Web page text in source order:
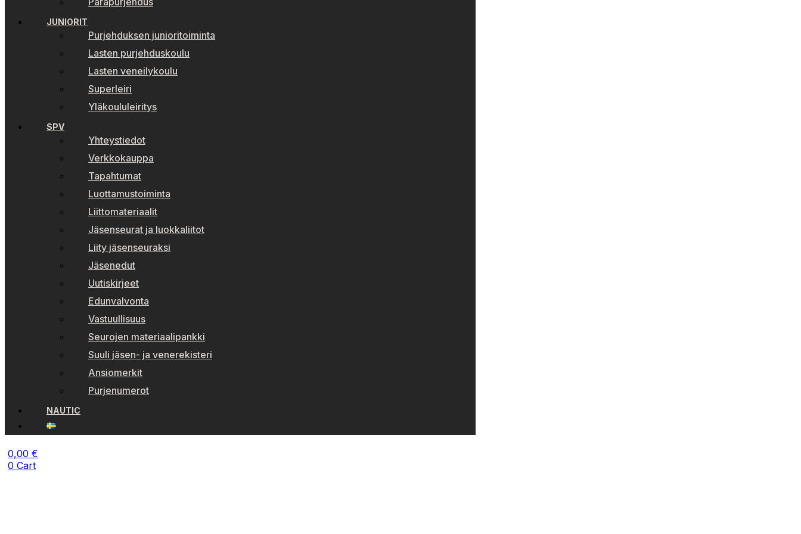
JUNIORIT
Purjehduksen junioritoiminta
Lasten purjehduskoulu
Lasten veneilykoulu
Superleiri
Yläkoululeiritys
SPV
Yhteystiedot
Verkkokauppa
Tapahtumat
Luottamustoiminta
Liittomateriaalit
Jäsenseurat ja luokkaliitot
Liity jäsenseuraksi
Jäsenedut
Uutiskirjeet
Edunvalvonta
Vastuullisuus
Seurojen materiaalipankki
Suuli jäsen- ja venerekisteri
Ansiomerkit
Purjenumerot
NAUTIC
0,00 €
0 Cart